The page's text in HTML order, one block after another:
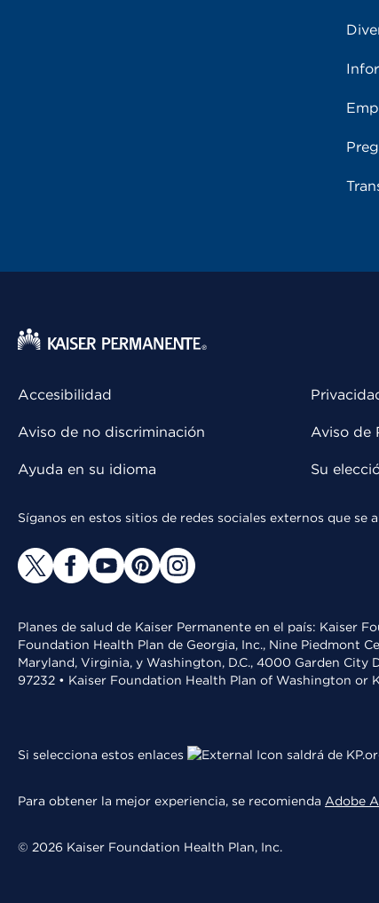
Accesibilidad
Aviso de no discriminación
Ayuda en su idioma
Aviso de
Su
Síganos en estos sitios de redes sociales externos que se
Planes de salud de Kaiser Permanente en el país: Kaiser
Foundation Health Plan de Georgia, Inc., Nine Piedmont
Maryland, Virginia, y Washington, D.C., 4000 Garden City
97232 • Kaiser Foundation Health Plan of Washington or
Si selecciona estos enlaces saldrá de
Para obtener la mejor experiencia, se recomienda Adobe
© 2026 Kaiser Foundation Health Plan, Inc.